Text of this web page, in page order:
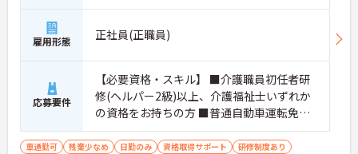
雇用形態 正社員(正職員)
応募要件
【必要資格・スキル】 ■介護職員初任者研
修(ヘルパー2級)以上、介護福祉士いずれか
の資格をお持ちの方 ■普通自動車運転免許
（AT限定可）
車通勤可 残業少なめ 日勤のみ 資格取得サポート
研修制度あり